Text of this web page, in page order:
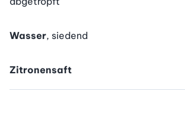
Wasser, siedend
Zitronensaft